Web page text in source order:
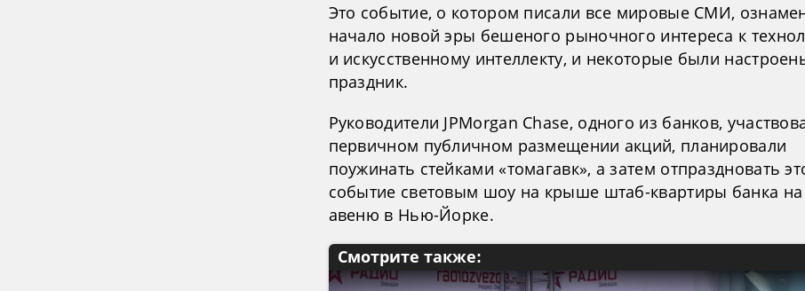
Это событие, о котором писали все мировые СМИ,
начало новой эры бешеного рыночного интереса к
и искусственному интеллекту, и некоторые были
праздник.
Руководители JPMorgan Chase, одного из банков,
первичном публичном размещении акций, планировали
поужинать стейками «томагавк», а затем отпраздновать
событие световым шоу на крыше штаб-квартиры банка
авеню в Нью-Йорке.
Смотрите также: